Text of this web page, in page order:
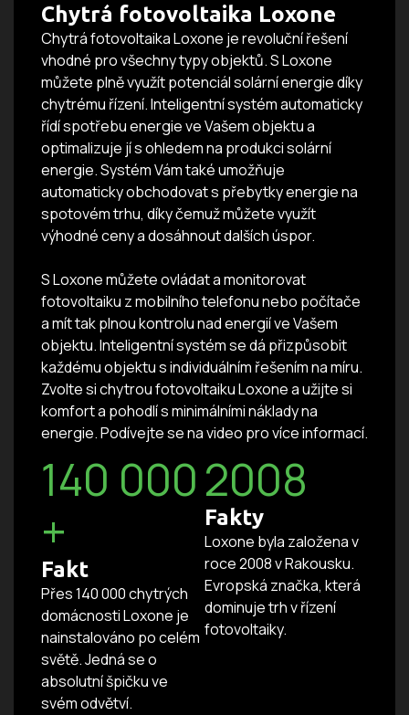
Chytrá fotovoltaika Loxone
Chytrá fotovoltaika Loxone je revoluční řešení
vhodné pro všechny typy objektů. S Loxone
můžete plně využít potenciál solární energie díky
chytrému řízení. Inteligentní systém automaticky
řídí spotřebu energie ve Vašem objektu a
optimalizuje jí s ohledem na produkci solární
energie. Systém Vám také umožňuje
automaticky obchodovat s přebytky energie na
spotovém trhu, díky čemuž můžete využít
výhodné ceny a dosáhnout dalších úspor.
S Loxone můžete ovládat a monitorovat
fotovoltaiku z mobilního telefonu nebo počítače
a mít tak plnou kontrolu nad energií ve Vašem
objektu. Inteligentní systém se dá přizpůsobit
každému objektu s individuálním řešením na míru.
Zvolte si chytrou fotovoltaiku Loxone a užijte si
komfort a pohodlí s minimálními náklady na
energie. Podívejte se na video pro více informací.
140 000
+
Fakt
Přes 140 000 chytrých
domácnosti Loxone je
nainstalováno po celém
světě. Jedná se o
absolutní špičku ve
svém odvětví.
2008
Fakty
Loxone byla založena v
roce 2008 v Rakousku.
Evropská značka, která
dominuje trh v řízení
fotovoltaiky.